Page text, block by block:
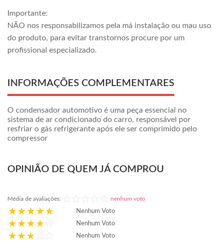
Importante:
NÃO nos responsabilizamos pela má instalação ou mau uso
do produto, para evitar transtornos procure por um
profissional especializado.
INFORMAÇÕES COMPLEMENTARES
O condensador automotivo é uma peça essencial no
sistema de ar condicionado do carro, responsável por
resfriar o gás refrigerante após ele ser comprimido pelo
compressor
OPINIÃO DE QUEM JÁ COMPROU
Média de avaliações: nenhum voto
Nenhum Voto
Nenhum Voto
Nenhum Voto